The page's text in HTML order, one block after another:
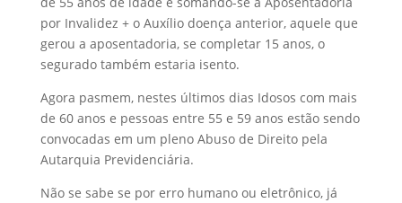
por Invalidez + o Auxílio doença anterior, aquele que
gerou a aposentadoria, se completar 15 anos, o
segurado também estaria isento.
Agora pasmem, nestes últimos dias Idosos com mais
de 60 anos e pessoas entre 55 e 59 anos estão sendo
convocadas em um pleno Abuso de Direito pela
Autarquia Previdenciária.
Não se sabe se por erro humano ou eletrônico, já